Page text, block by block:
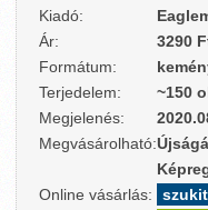
Kiadó:
Ár:
3290
Formátum:
Terjedelem:
~150
Megjelenés:
Megvásárolható:
Online vásárlás: